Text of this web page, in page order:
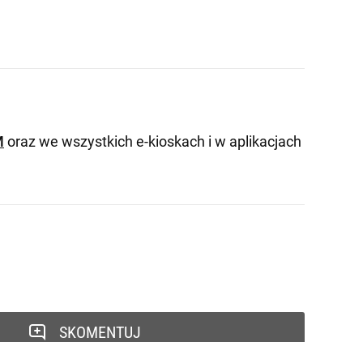
oraz we wszystkich e-kioskach i w aplikacjach
SKOMENTUJ